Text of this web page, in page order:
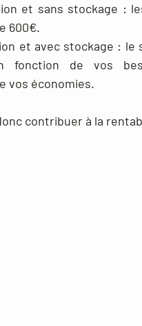
et sans stockage :
600€.
et avec stockage :
fonction de vos
vos économies.
contribuer à la